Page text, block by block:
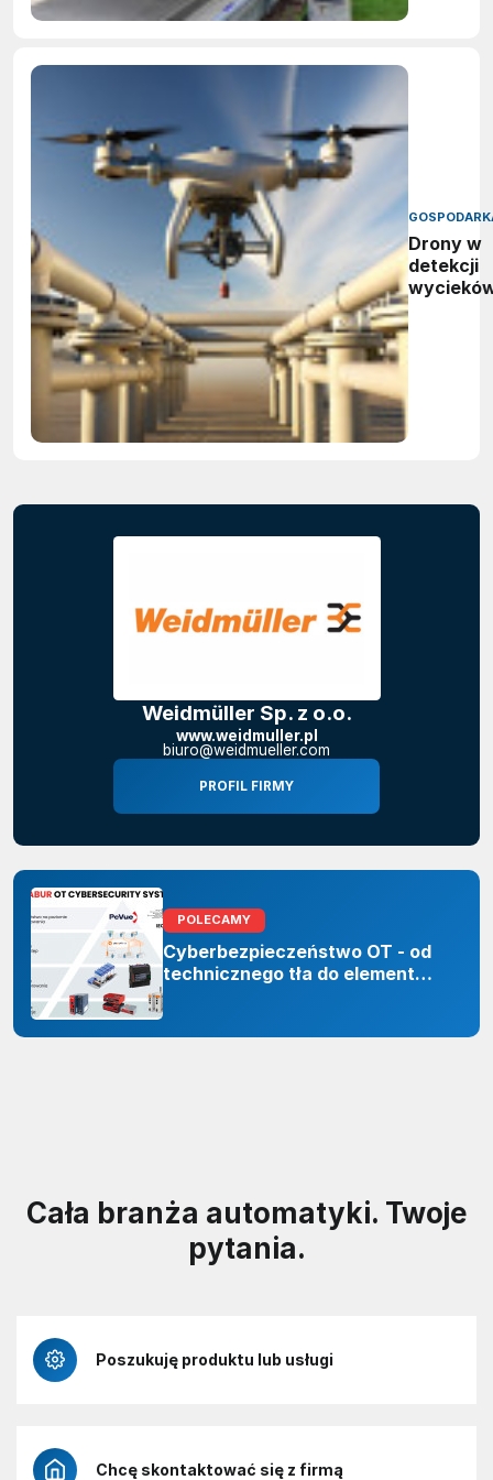
Drony w
detekcji
Weidmüller Sp. z o.o.
www.weidmuller.pl
biuro@weidmueller.com
PROFIL FIRMY
POLECAMY
Cyberbezpieczeństwo OT - od
technicznego tła do elementu
Cała branża automatyki. Twoje
pytania.
Poszukuję produktu lub usługi
Chcę skontaktować się z firmą